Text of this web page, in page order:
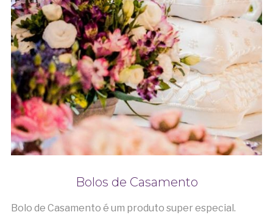
Bolos de Casamento
Bolo de Casamento é um produto super especial.